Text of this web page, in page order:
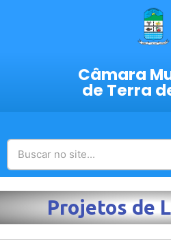
Câmara
de Terra
Projetos de